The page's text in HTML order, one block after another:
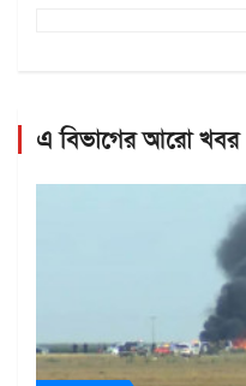
এ বিভাগের আরো খবর